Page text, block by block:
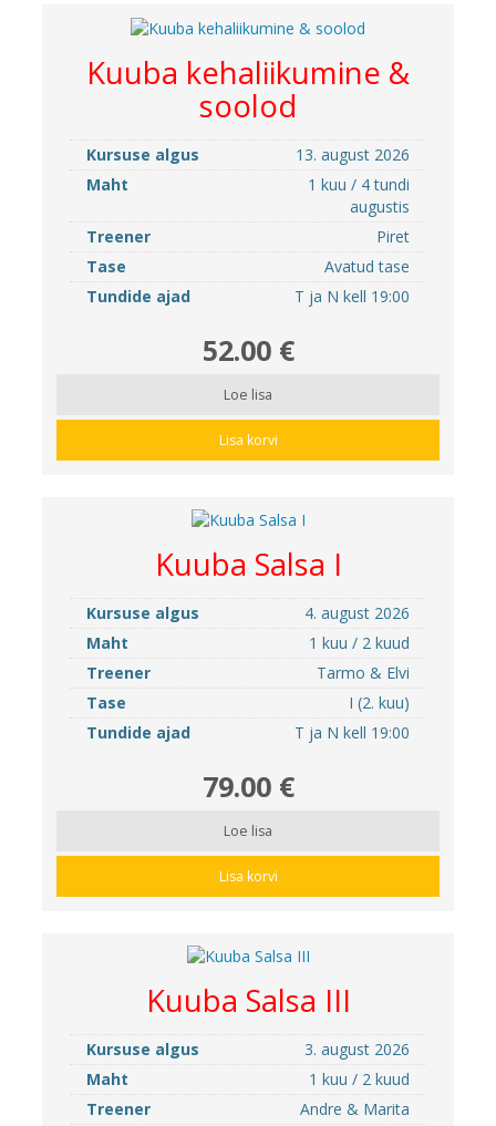
Kuuba kehaliikumine &
soolod
Kursuse algus
13. august 2026
Maht
1 kuu / 4 tundi
augustis
Treener
Piret
Tase
Avatud tase
Tundide ajad
T ja N kell 19:00
52.00 €
Loe lisa
Lisa korvi
Kuuba Salsa I
Kursuse algus
4. august 2026
Maht
1 kuu / 2 kuud
Treener
Tarmo & Elvi
Tase
I (2. kuu)
Tundide ajad
T ja N kell 19:00
79.00 €
Loe lisa
Lisa korvi
Kuuba Salsa III
Kursuse algus
3. august 2026
Maht
1 kuu / 2 kuud
Treener
Andre & Marita